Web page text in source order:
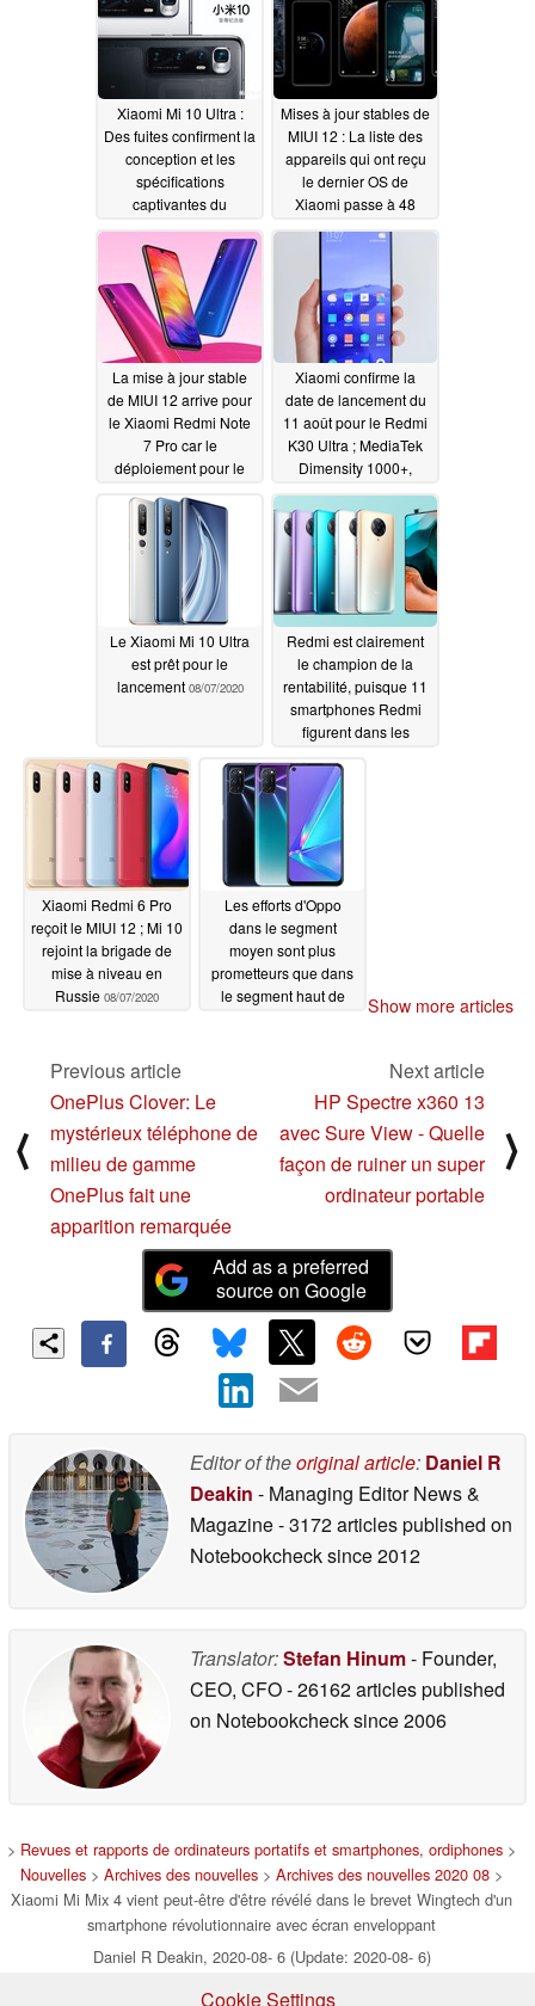
10/25/2020
Xiaomi Mi 10 Ultra :
Des fuites confirment la
conception et les
spécifications
captivantes du
août, car des prix
douteux impliquent un
écart de prix de 2,5 fois
supérieur à celui de la
Redmi K30 Ultra
08/08/2020
Mises à jour stables de
MIUI 12 : La liste des
appareils qui ont reçu
le dernier OS de
Xiaomi passe à 48
08/07/2020
La mise à jour stable
de MIUI 12 arrive pour
le Xiaomi Redmi Note
7 Pro car le
déploiement pour le
nouveau retardé
08/07/2020
Xiaomi confirme la
date de lancement du
11 août pour le Redmi
K30 Ultra ; MediaTek
Dimensity 1000+,
et un écran de 120 Hz,
tout cela en prévision
du prochain vaisseau
amiral
08/07/2020
Le Xiaomi Mi 10 Ultra
est prêt pour le
lancement 08/07/2020
Redmi est clairement
le champion de la
rentabilité, puisque 11
smartphones Redmi
figurent dans les
prix/performance
d'AnTuTu
Xiaomi Redmi 6 Pro
reçoit le MIUI 12 ; Mi 10
rejoint la brigade de
mise à niveau en
Russie 08/07/2020
Les efforts d'Oppo
dans le segment
moyen sont plus
prometteurs que dans
le segment haut de
Show more articles
⟨
Previous article
OnePlus Clover: Le
mystérieux téléphone de
milieu de gamme
OnePlus fait une
apparition remarquée
Next article
HP Spectre x360 13
avec Sure View - Quelle
façon de ruiner un super
ordinateur portable
⟩
Add as a preferred
source on Google
Editor of theoriginal article: Daniel R
Deakin - Managing Editor News &
Magazine- 3172 articles published on
Notebookchecksince 2012
Translator:Stefan Hinum- Founder,
CEO, CFO- 26162 articles published
on Notebookchecksince 2006
> Revues et rapports de ordinateurs portatifs et smartphones, ordiphones >
Nouvelles > Archives des nouvelles > Archives des nouvelles 2020 08 >
Xiaomi Mi Mix 4 vient peut-être d'être révélé dans le brevet Wingtech d'un
smartphone révolutionnaire avec écran enveloppant
Daniel R Deakin, 2020-08- 6 (Update: 2020-08- 6)
Cookie Settings